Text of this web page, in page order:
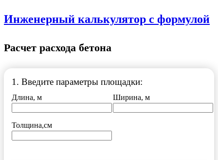
Инженерный калькулятор с формулой
Расчет расхода бетона
1 . Введите параметры площадки:
Длина, м Ширина, м
Толщина,см